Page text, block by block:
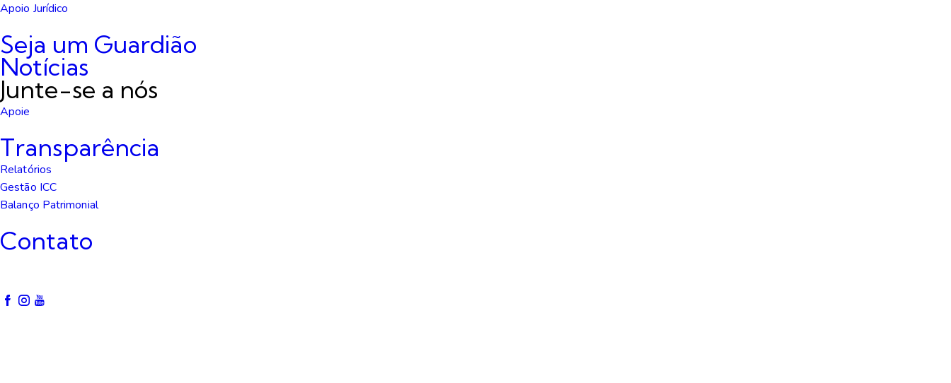
Apoio Jurídico
Seja um Guardião
Notícias
Junte-se a nós
Apoie
Transparência
Relatórios
Gestão ICC
Balanço Patrimonial
Contato